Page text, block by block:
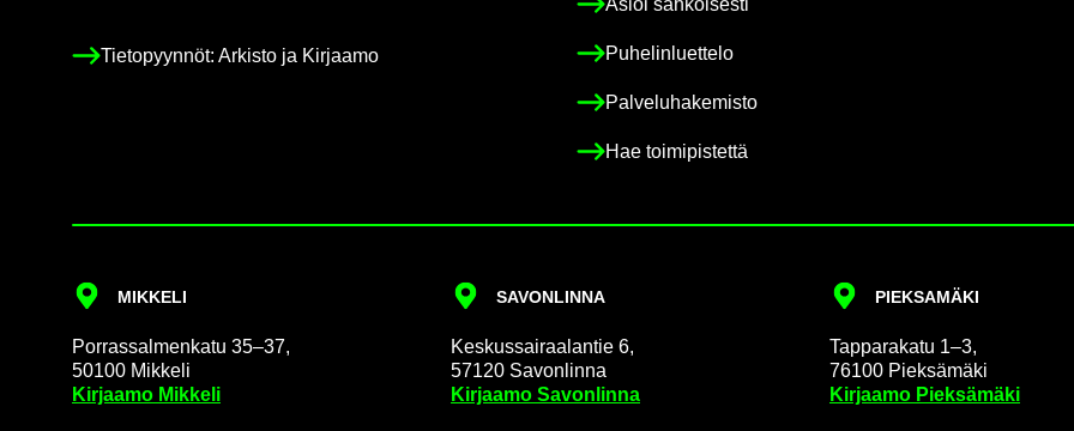
Tie­to­pyyn­nöt: Ar­kis­to ja Kir­jaa­mo
Asioi säh­köi­ses­ti
Pu­he­lin­luet­te­lo
Pal­ve­lu­ha­ke­mis­to
Hae toi­mi­pis­tet­tä
MIK­KE­LI
Por­ras­sal­men­ka­tu 35–37,
50100 Mik­ke­li
Kir­jaa­mo Mik­ke­li
SA­VON­LIN­NA
Kes­kus­sai­raa­lan­tie 6,
57120 Sa­von­lin­na
Kir­jaa­mo Sa­von­lin­na
PIEK­SA­MÄ­KI
Tap­pa­ra­ka­tu 1–3,
76100 Piek­sä­mä­ki
Kir­jaa­mo Piek­sä­mä­ki